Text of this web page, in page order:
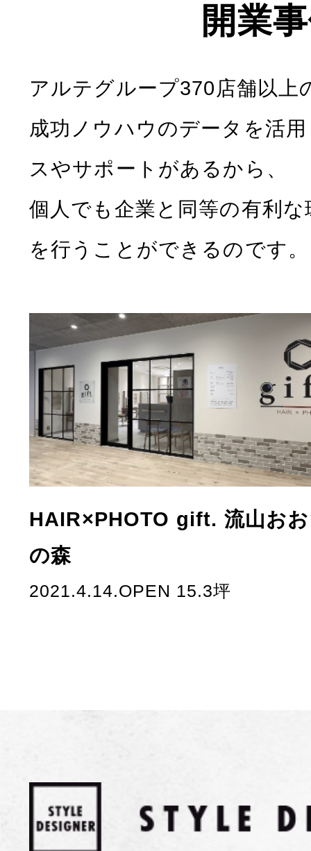
開業
アルテグループ370店舗以上
成功ノウハウのデータを活
スやサポートがあるから、
個人でも企業と同等の有利
を行うことができるのです。
HAIR×PHOTO gift. 流山お
の森
2021.4.14.OPEN 15.3坪